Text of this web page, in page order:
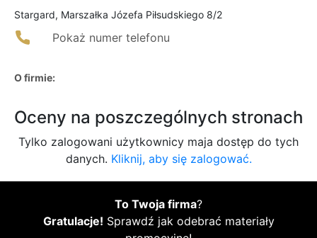
Stargard, Marszałka Józefa Piłsudskiego 8/2
Pokaż numer telefonu
O firmie:
Oceny na poszczególnych stronach
Tylko zalogowani użytkownicy maja dostęp do tych
danych. Kliknij, aby się zalogować.
To Twoja firma?
Gratulacje! Sprawdź jak odebrać materiały